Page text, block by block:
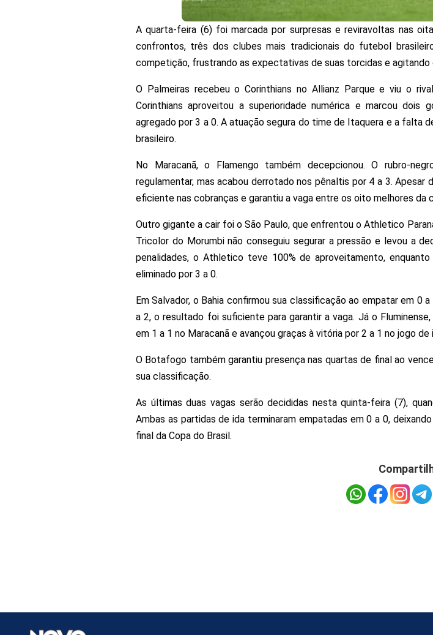
A quarta-feira (6) foi marcada por surpresas e reviravoltas nas
confrontos, três dos clubes mais tradicionais do futebol
competição, frustrando as expectativas de suas torcidas e agitando
O Palmeiras recebeu o Corinthians no Allianz Parque e viu o
Corinthians aproveitou a superioridade numérica e marcou
agregado por 3 a 0. A atuação segura do time de Itaquera e a falta
brasileiro.
No Maracanã, o Flamengo também decepcionou. O rubro-
regulamentar, mas acabou derrotado nos pênaltis por 4 a 3.
eficiente nas cobranças e garantiu a vaga entre os oito melhores da
Outro gigante a cair foi o São Paulo, que enfrentou o Athletico
Tricolor do Morumbi não conseguiu segurar a pressão e levou a
penalidades, o Athletico teve 100% de aproveitamento,
eliminado por 3 a 0.
Em Salvador, o Bahia confirmou sua classificação ao empatar em 0
a 2, o resultado foi suficiente para garantir a vaga. Já o
em 1 a 1 no Maracanã e avançou graças à vitória por 2 a 1 no jogo de
O Botafogo também garantiu presença nas quartas de final ao
sua classificação.
As últimas duas vagas serão decididas nesta quinta-feira (7),
Ambas as partidas de ida terminaram empatadas em 0 a 0,
final da Copa do Brasil.